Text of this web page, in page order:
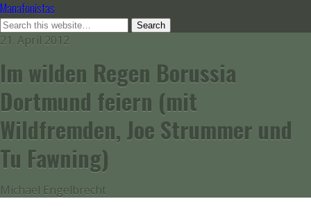
Manafonistas
21. April 2012
Im wilden Regen Borussia
Dortmund feiern (mit
Wildfremden, Joe Strummer und
Tu Fawning)
Michael Engelbrecht